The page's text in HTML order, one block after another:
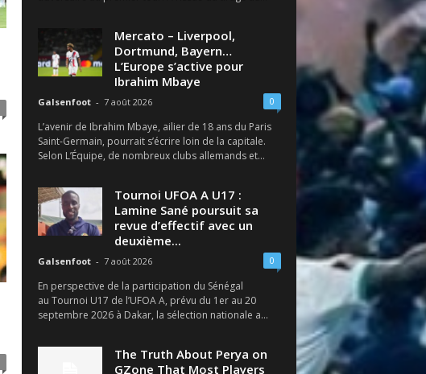
Mercato – Liverpool,
Dortmund, Bayern…
L’Europe s’active pour
Ibrahim Mbaye
Galsenfoot - 7 août 2026 0
L’avenir de Ibrahim Mbaye, ailier de 18 ans du Paris
Saint-Germain, pourrait s’écrire loin de la capitale.
Selon L’Équipe, de nombreux clubs allemands et...
Tournoi UFOA A U17 :
Lamine Sané poursuit sa
revue d’effectif avec un
deuxième...
Galsenfoot - 7 août 2026 0
En perspective de la participation du Sénégal
au Tournoi U17 de l’UFOA A, prévu du 1er au 20
septembre 2026 à Dakar, la sélection nationale a...
The Truth About Perya on
GZone That Most Players